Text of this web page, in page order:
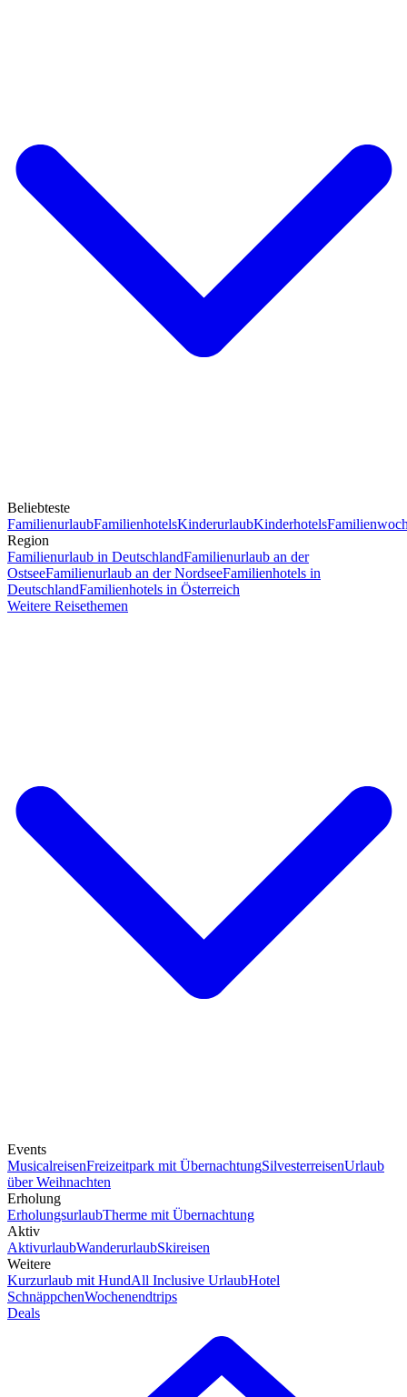
Beliebteste
FamilienurlaubFamilienhotelsKinderurlaubKinderhotels
Region
Familienurlaub in DeutschlandFamilienurlaub an der
OstseeFamilienurlaub an der NordseeFamilienhotels in
DeutschlandFamilienhotels in Österreich
Weitere Reisethemen
Events
MusicalreisenFreizeitpark mit ÜbernachtungSilvesterreisenUrlaub
über Weihnachten
Erholung
ErholungsurlaubTherme mit Übernachtung
Aktiv
AktivurlaubWanderurlaubSkireisen
Weitere
Kurzurlaub mit HundAll Inclusive UrlaubHotel
SchnäppchenWochenendtrips
Deals